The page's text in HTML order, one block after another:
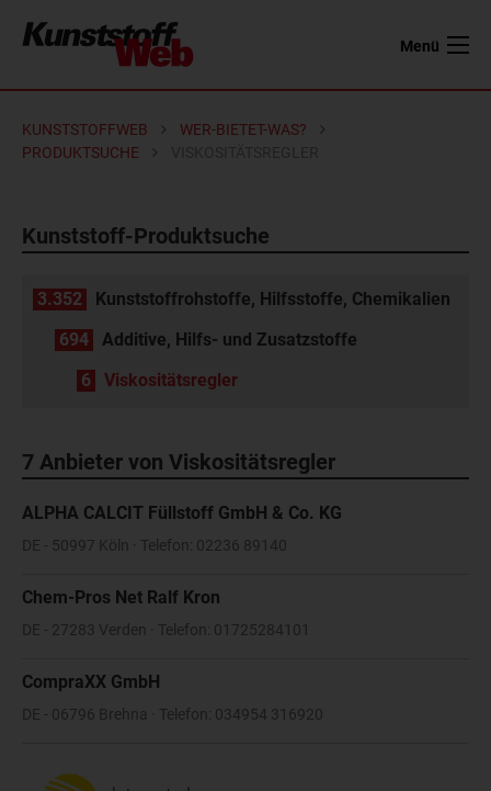
Menü
KUNSTSTOFFWEB
WER-BIETET-WAS?
PRODUKTSUCHE
Kunststoff-Produktsuche
3.352
Kunststoffrohstoffe, Hilfsstoffe, Chemikalien
694
Additive, Hilfs- und Zusatzstoffe
6
Viskositätsregler
7 Anbieter von Viskositätsregler
ALPHA CALCIT Füllstoff GmbH & Co. KG
DE - 50997 Köln · Telefon: 02236 89140
Chem-Pros Net Ralf Kron
DE - 27283 Verden · Telefon: 01725284101
CompraXX GmbH
DE - 06796 Brehna · Telefon: 034954 316920